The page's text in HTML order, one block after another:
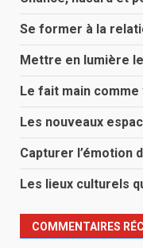
Se former à la
Mettre en lumière
Le fait main
Les nouveaux
Capturer l’émotion
Les lieux culturels
COMMENTAIRES